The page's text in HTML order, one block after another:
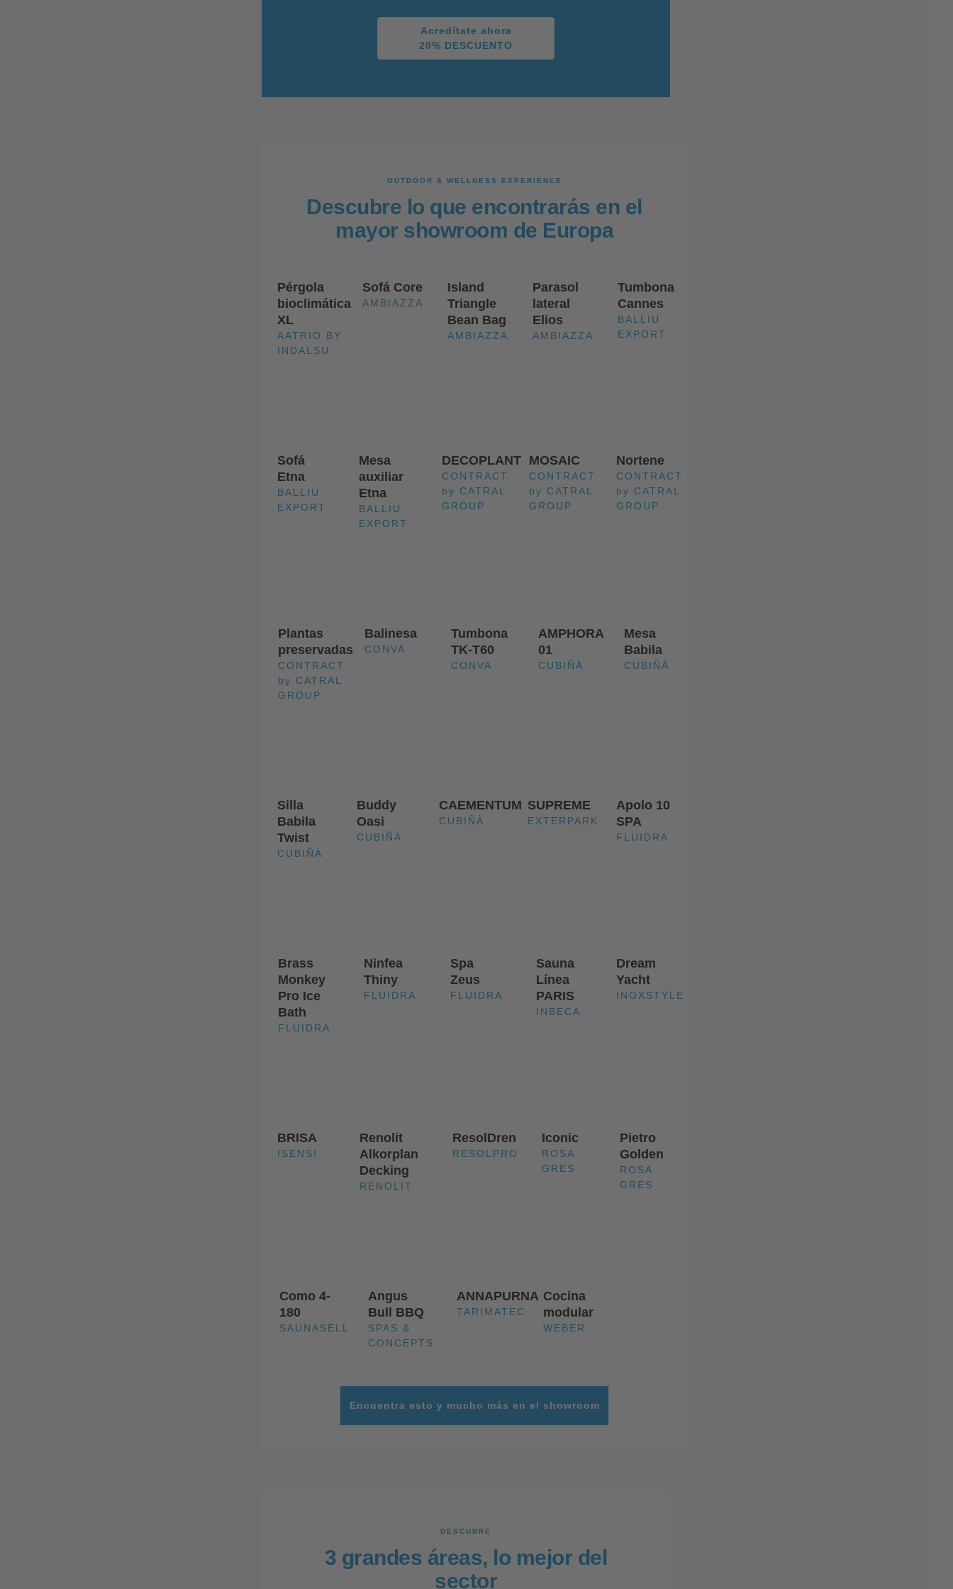
Acredítate ahora
20% DESCUENTO
OUTDOOR & WELLNESS EXPERIENCE
Descubre lo que encontrarás en el
mayor showroom de Europa
Pérgola
bioclimática
XL
AATRIO BY
INDALSU
Sofá Core
AMBIAZZA
Island
Triangle
Bean Bag
AMBIAZZA
Parasol
lateral
Elios
AMBIAZZA
Tumbona
Cannes
BALLIU
EXPORT
Sofá
Etna
BALLIU
EXPORT
Mesa
auxiliar
Etna
BALLIU
EXPORT
DECOPLANT
CONTRACT
by CATRAL
GROUP
MOSAIC
CONTRACT
by CATRAL
GROUP
Nortene
CONTRACT
by CATRAL
GROUP
Plantas
preservadas
CONTRACT
by CATRAL
GROUP
Balinesa
CONVA
Tumbona
TK‑T60
CONVA
AMPHORA
01
CUBIÑÀ
Mesa
Babila
CUBIÑÀ
Silla
Babila
Twist
CUBIÑÀ
Buddy
Oasi
CUBIÑÀ
CAEMENTUM
CUBIÑÀ
SUPREME
EXTERPARK
Apolo 10
SPA
FLUIDRA
Brass
Monkey
Pro Ice
Bath
FLUIDRA
Ninfea
Thiny
FLUIDRA
Spa
Zeus
FLUIDRA
Sauna
Línea
PARIS
INBECA
Dream
Yacht
INOXSTYLE
BRISA
ISENSI
Renolit
Alkorplan
Decking
RENOLIT
ResolDren
RESOLPRO
Iconic
ROSA
GRES
Pietro
Golden
ROSA
GRES
Como 4-
180
SAUNASELL
Angus
Bull BBQ
SPAS &
CONCEPTS
ANNAPURNA
TARIMATEC
Cocina
modular
WEBER
Encuentra esto y mucho más en el showroom
DESCUBRE
3 grandes áreas, lo mejor del
sector